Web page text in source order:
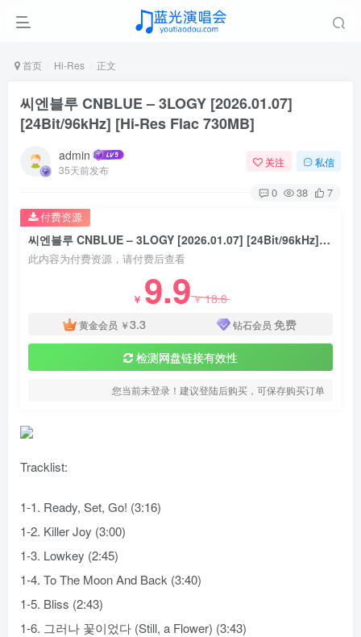
首页 Hi-Res 正文
씨엔블루 CNBLUE – 3LOGY [2026.01.07]
[24Bit/96kHz] [Hi-Res Flac 730MB]
admin
35天前发布
关注 私信
0 38 7
씨엔블루 CNBLUE – 3LOGY [2026.01.07] [24Bit/96kHz] [Hi-Res Flac 730MB]
此内容为付费资源，请付费后查看
￥ 9.9￥18.8
黄金会员 ￥3.3 钻石会员 免费
检测网盘链接有效性
您当前未登录！建议登陆后购买，可保存购买订单
付费资源
Tracklist:
1-1. Ready, Set, Go! (3:16)
1-2. Killer Joy (3:00)
1-3. Lowkey (2:45)
1-4. To The Moon And Back (3:40)
1-5. Bliss (2:43)
1-6. 그러나 꽃이었다 (Still, a Flower) (3:43)